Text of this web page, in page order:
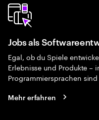
Jobs als
Egal, ob du Spiele
Erlebnisse und Produkte –
Programmiersprachen
Mehr erfahren